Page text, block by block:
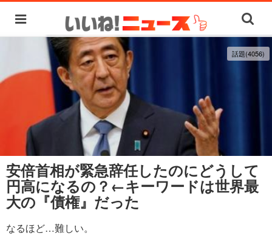
話題(4056)
安倍首相が緊急辞任したのにどうして
円高になるの？←キーワードは世界最
大の『債権』だった
なるほど…難しい。